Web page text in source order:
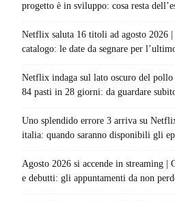
progetto è in sviluppo: cosa resta
Netflix saluta 16 titoli ad agosto 2026
catalogo: le date da segnare per
Netflix indaga sul lato oscuro del
84 pasti in 28 giorni: da guardare
Uno splendido errore 3 arriva su
italia: quando saranno disponibili gli
Agosto 2026 si accende in streaming
e debutti: gli appuntamenti da non